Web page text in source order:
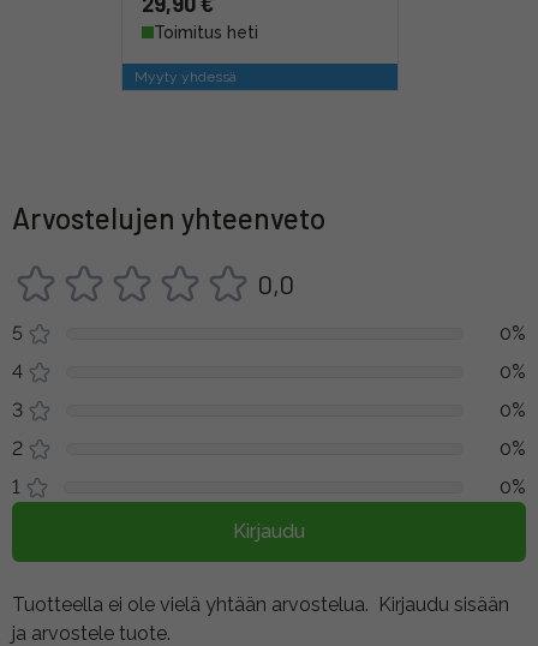
Toimitus heti
Myyty yhdessä
Arvostelujen yhteenveto
0,0
5
0%
4
0%
3
0%
2
0%
1
0%
Kirjaudu
Tuotteella ei ole vielä yhtään arvostelua. Kirjaudu sisään
ja arvostele tuote.